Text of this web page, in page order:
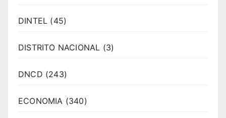
DINTEL (45)
DISTRITO NACIONAL (3)
DNCD (243)
ECONOMIA (340)